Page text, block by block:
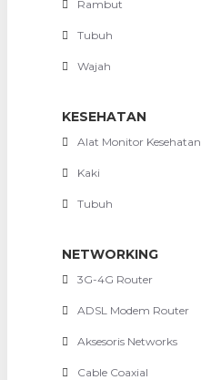
Rambut
Tubuh
Wajah
KESEHATAN
Alat Monitor Kesehatan
Kaki
Tubuh
NETWORKING
3G-4G Router
ADSL Modem Router
Aksesoris Networks
Cable Coaxial